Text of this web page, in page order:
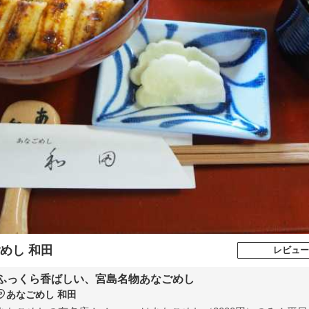
し 和田 レビュ
っくら香ばしい、宮島名物あなごめし
あなごめし 和田